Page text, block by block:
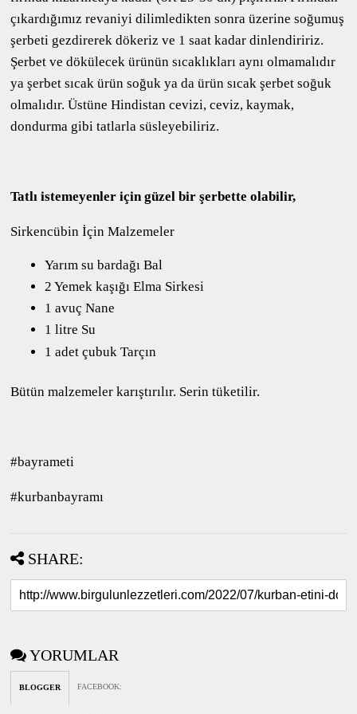
çıkardığımız revaniyi dilimledikten sonra üzerine soğumuş
şerbeti gezdirerek dökeriz ve 1 saat kadar dinlendiririz.
Şerbet ve dökülecek ürünün sıcaklıkları aynı olmamalıdır
ya şerbet sıcak ürün soğuk ya da ürün sıcak şerbet soğuk
olmalıdır. Üstüne Hindistan cevizi, ceviz, kaymak,
dondurma gibi tatlarla süsleyebiliriz.
Tatlı istemeyenler için güzel bir şerbette olabilir,
Sirkencübin İçin Malzemeler
Yarım su bardağı Bal
2 Yemek kaşığı Elma Sirkesi
1 avuç Nane
1 litre Su
1 adet çubuk Tarçın
Bütün malzemeler karıştırılır. Serin tüketilir.
#bayrameti
#kurbanbayramı
SHARE:
YORUMLAR
BLOGGER FACEBOOK: